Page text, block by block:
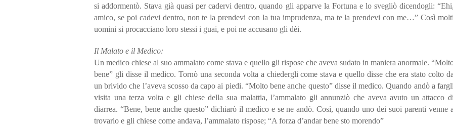
si addormentò. Stava già quasi per cadervi dentro, quando gli apparve la Fortuna e lo svegliò dicendogli: “Ehi,
amico, se poi cadevi dentro, non te la prendevi con la tua imprudenza, ma te la prendevi con me…” Così molti
uomini si procacciano loro stessi i guai, e poi ne accusano gli dèi.
Il Malato e il Medico:
Un medico chiese al suo ammalato come stava e quello gli rispose che aveva sudato in maniera anormale.
bene” gli disse il medico. Tornò una seconda volta a chiedergli come stava e quello disse che era stato colto da
un brivido che l’aveva scosso da capo ai piedi. “Molto bene anche questo” disse il medico. Quando andò a fargli
visita una terza volta e gli chiese della sua malattia, l’ammalato gli annunziò che aveva avuto un attacco di
diarrea. “Bene, bene anche questo” dichiarò il medico e se ne andò. Così, quando uno dei suoi parenti venne a
trovarlo e gli chiese come andava, l’ammalato rispose; “A forza d’andar bene sto morendo”